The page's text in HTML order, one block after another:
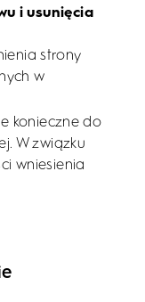
i usunięcia
strony
w
konieczne do
W związku
wniesienia